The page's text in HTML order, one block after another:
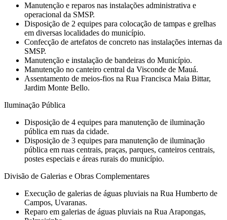
Manutenção e reparos nas instalações administrativa e
operacional da SMSP.
Disposição de 2 equipes para colocação de tampas e grelhas
em diversas localidades do município.
Confecção de artefatos de concreto nas instalações internas da
SMSP.
Manutenção e instalação de bandeiras do Município.
Manutenção no canteiro central da Visconde de Mauá.
Assentamento de meios-fios na Rua Francisca Maia Bittar,
Jardim Monte Bello.
Iluminação Pública
Disposição de 4 equipes para manutenção de iluminação
pública em ruas da cidade.
Disposição de 3 equipes para manutenção de iluminação
pública em ruas centrais, praças, parques, canteiros centrais,
postes especiais e áreas rurais do município.
Divisão de Galerias e Obras Complementares
Execução de galerias de águas pluviais na Rua Humberto de
Campos, Uvaranas.
Reparo em galerias de águas pluviais na Rua Arapongas,